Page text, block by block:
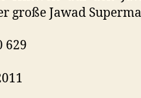
große Jawad
629